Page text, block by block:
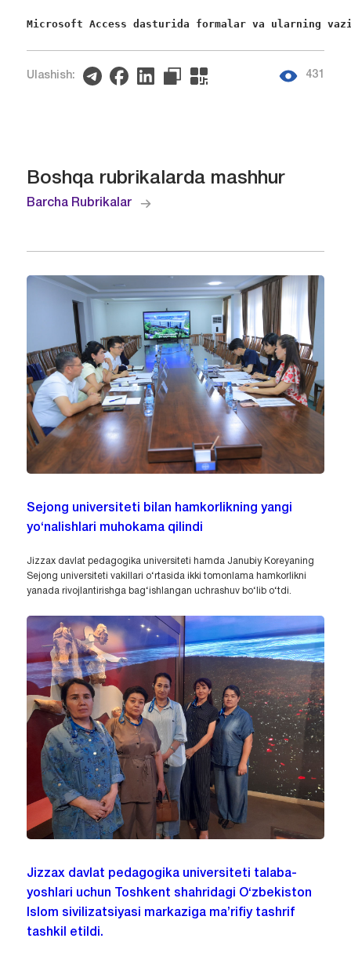
Microsoft Access dasturida formalar va ularning
Ulashish: 431
Boshqa rubrikalarda mashhur
Barcha Rubrikalar
Sejong universiteti bilan hamkorlikning yangi
yo‘nalishlari muhokama qilindi
Jizzax davlat pedagogika universiteti hamda Janubiy Koreyaning
Sejong universiteti vakillari o‘rtasida ikki tomonlama hamkorlikni
yanada rivojlantirishga bag‘ishlangan uchrashuv bo‘lib o‘tdi.
Jizzax davlat pedagogika universiteti talaba-
yoshlari uchun Toshkent shahridagi O‘zbekiston
Islom sivilizatsiyasi markaziga ma’rifiy tashrif
tashkil etildi.